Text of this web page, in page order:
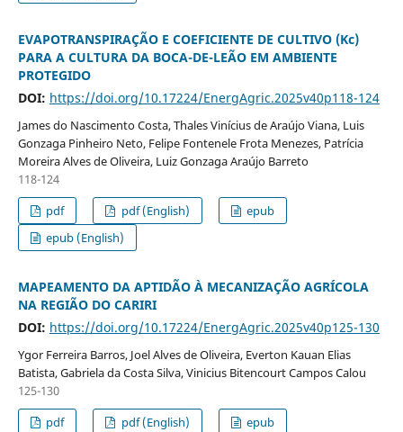
EVAPOTRANSPIRAÇÃO E COEFICIENTE DE CULTIVO (Kc)
PARA A CULTURA DA BOCA-DE-LEÃO EM AMBIENTE
PROTEGIDO
DOI: https://doi.org/10.17224/EnergAgric.2025v40p118-124
James do Nascimento Costa, Thales Vinícius de Araújo Viana, Luis
Gonzaga Pinheiro Neto, Felipe Fontenele Frota Menezes, Patrícia
Moreira Alves de Oliveira, Luiz Gonzaga Araújo Barreto
118-124
pdf
pdf (English)
epub
epub (English)
MAPEAMENTO DA APTIDÃO À MECANIZAÇÃO AGRÍCOLA
NA REGIÃO DO CARIRI
DOI: https://doi.org/10.17224/EnergAgric.2025v40p125-130
Ygor Ferreira Barros, Joel Alves de Oliveira, Everton Kauan Elias
Batista, Gabriela da Costa Silva, Vinicius Bitencourt Campos Calou
125-130
pdf
pdf (English)
epub